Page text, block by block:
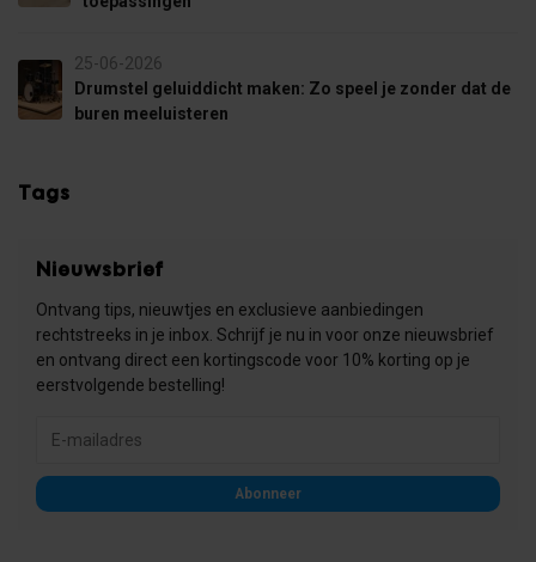
25-06-2026
Drumstel geluiddicht maken: Zo speel je zonder dat de
buren meeluisteren
Tags
Nieuwsbrief
Ontvang tips, nieuwtjes en exclusieve aanbiedingen
rechtstreeks in je inbox. Schrijf je nu in voor onze nieuwsbrief
en ontvang direct een kortingscode voor 10% korting op je
eerstvolgende bestelling!
Abonneer